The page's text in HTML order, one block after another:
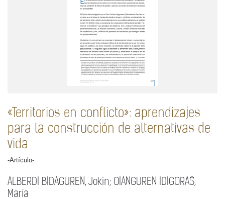
«Territorios en conflicto»: aprendizajes
para la construcción de alternativas de
vida
-Artículo-
ALBERDI BIDAGUREN, Jokin; OIANGUREN IDIGORAS,
María